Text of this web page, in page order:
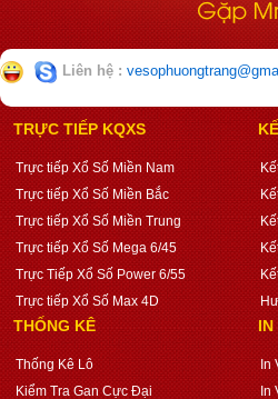
Liên hệ :
TRỰC TIẾP KQXS
Trực tiếp Xổ Số Miền Nam
Trực tiếp Xổ Số Miền Bắc
Trực tiếp Xổ Số Miền Trung
Trực tiếp Xổ Số Mega 6/45
Trực Tiếp Xổ Số Power 6/55
Trực tiếp Xổ Số Max 4D
THỐNG KÊ
Thống Kê Lô
Kiểm Tra Gan Cực Đại
IN
In
In